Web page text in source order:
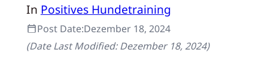
In Positives Hundetraining
Post Date:Dezember 18, 2024
(Date Last Modified:Dezember 18, 2024)